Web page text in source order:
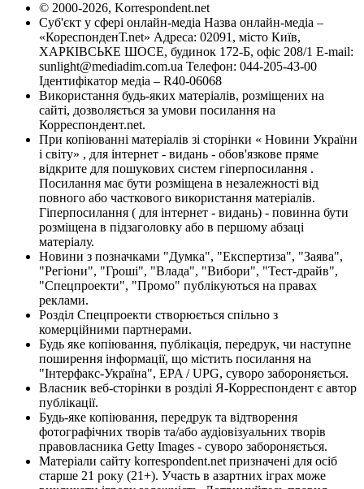
© 2000-2026, Korrespondent.net
Суб'єкт у сфері онлайн-медіа Назва онлайн-медіа –
«КореспонденТ.net» Адреса: 02091, місто Київ,
ХАРКІВСЬКЕ ШОСЕ, будинок 172-Б, офіс 208/1 E-mail:
sunlight@mediadim.com.ua Телефон: 044-205-43-00
Ідентифікатор медіа – R40-06068
Використання будь-яких матеріалів, розміщених на
сайті, дозволяється за умови посилання на
Корреспондент.net.
При копіюванні матеріалів зі сторінки « Новини України
і світу» , для інтернет - видань - обов'язкове пряме
відкрите для пошукових систем гіперпосилання .
Посилання має бути розміщена в незалежності від
повного або часткового використання матеріалів.
Гіперпосилання ( для інтернет - видань) - повинна бути
розміщена в підзаголовку або в першому абзаці
матеріалу.
Новини з позначками "Думка", "Експертиза", "Заява",
"Регіони", "Гроші", "Влада", "Вибори", "Тест-драйв",
"Спецпроекти", "Промо" публікуються на правах
реклами.
Розділ Спецпроекти створюється спільно з
комерційними партнерами.
Будь яке копіювання, публікація, передрук, чи наступне
поширення інформації, що містить посилання на
"Інтерфакс-Україна", EPA / UPG, суворо забороняється.
Власник веб-сторінки в розділі Я-Корреспондент є автор
публікації.
Будь-яке копіювання, передрук та відтворення
фотографічних творів та/або аудіовізуальних творів
правовласника Getty Images - суворо забороняється.
Матеріали сайту korrespondent.net призначені для осіб
старше 21 року (21+). Участь в азартних іграх може